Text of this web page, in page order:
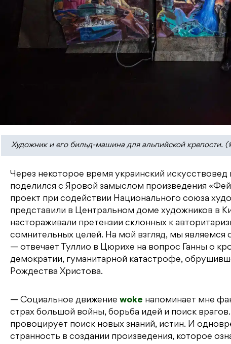
Художник и его бильд-машина для альпийской крепости.
Через некоторое время украинский
поделился с Яровой замыслом произведения
проект при содействии Национального союза
представили в Центральном доме художников в
настораживали претензии склонных к
сомнительных целей. На мой взгляд, мы
— отвечает Туллио в Цюрихе на вопрос Ганны о
демократии, гуманитарной катастрофе,
Рождества Христова.
— Социальное движение woke напоминает мне
страх большой войны, борьба идей и поиск
провоцирует поиск новых знаний, истин. И
странность в создании произведения, которое